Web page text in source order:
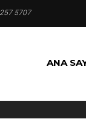
5707
ANA